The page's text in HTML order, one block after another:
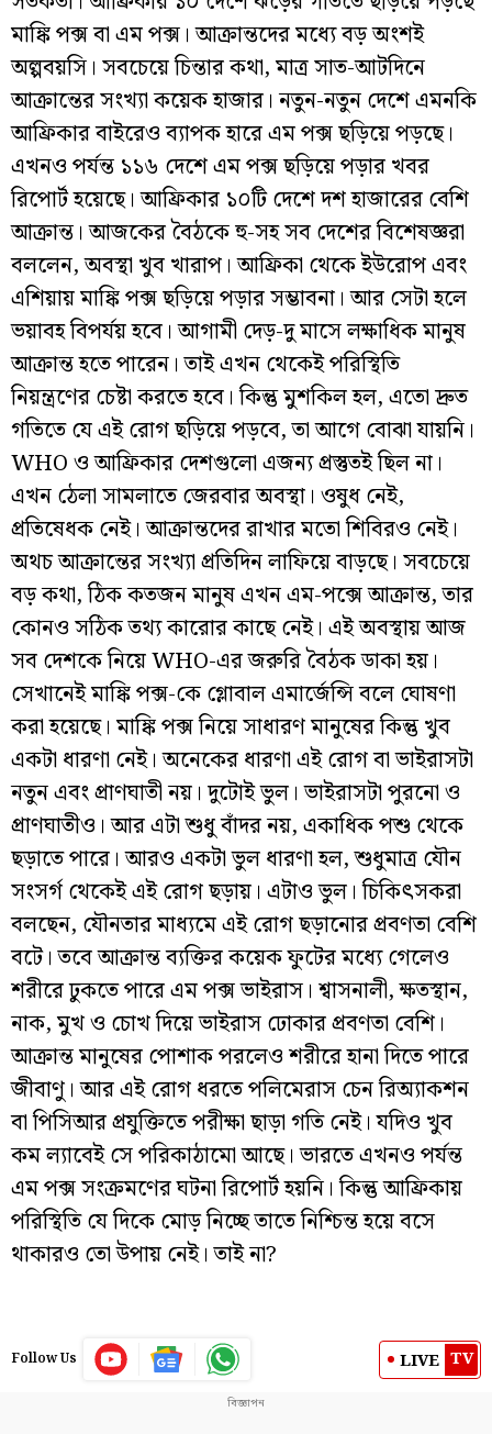
মাঙ্কি পক্স বা এম পক্স। আক্রান্তদের মধ্যে বড় অংশই
অল্পবয়সি। সবচেয়ে চিন্তার কথা, মাত্র সাত-আটদিনে
আক্রান্তের সংখ্যা কয়েক হাজার। নতুন-নতুন দেশে এমনকি
আফ্রিকার বাইরেও ব্যাপক হারে এম পক্স ছড়িয়ে পড়ছে।
এখনও পর্যন্ত ১১৬ দেশে এম পক্স ছড়িয়ে পড়ার খবর
রিপোর্ট হয়েছে। আফ্রিকার ১০টি দেশে দশ হাজারের বেশি
আক্রান্ত। আজকের বৈঠকে হু-সহ সব দেশের বিশেষজ্ঞরা
বললেন, অবস্থা খুব খারাপ। আফ্রিকা থেকে ইউরোপ এবং
এশিয়ায় মাঙ্কি পক্স ছড়িয়ে পড়ার সম্ভাবনা। আর সেটা হলে
ভয়াবহ বিপর্যয় হবে। আগামী দেড়-দু মাসে লক্ষাধিক মানুষ
আক্রান্ত হতে পারেন। তাই এখন থেকেই পরিস্থিতি
নিয়ন্ত্রণের চেষ্টা করতে হবে। কিন্তু মুশকিল হল, এতো দ্রুত
গতিতে যে এই রোগ ছড়িয়ে পড়বে, তা আগে বোঝা যায়নি।
WHO ও আফ্রিকার দেশগুলো এজন্য প্রস্তুতই ছিল না।
এখন ঠেলা সামলাতে জেরবার অবস্থা। ওষুধ নেই,
প্রতিষেধক নেই। আক্রান্তদের রাখার মতো শিবিরও নেই।
অথচ আক্রান্তের সংখ্যা প্রতিদিন লাফিয়ে বাড়ছে। সবচেয়ে
বড় কথা, ঠিক কতজন মানুষ এখন এম-পক্সে আক্রান্ত, তার
কোনও সঠিক তথ্য কারোর কাছে নেই। এই অবস্থায় আজ
সব দেশকে নিয়ে WHO-এর জরুরি বৈঠক ডাকা হয়।
সেখানেই মাঙ্কি পক্স-কে গ্লোবাল এমার্জেন্সি বলে ঘোষণা
করা হয়েছে। মাঙ্কি পক্স নিয়ে সাধারণ মানুষের কিন্তু খুব
একটা ধারণা নেই। অনেকের ধারণা এই রোগ বা ভাইরাসটা
নতুন এবং প্রাণঘাতী নয়। দুটোই ভুল। ভাইরাসটা পুরনো ও
প্রাণঘাতীও। আর এটা শুধু বাঁদর নয়, একাধিক পশু থেকে
ছড়াতে পারে। আরও একটা ভুল ধারণা হল, শুধুমাত্র যৌন
সংসর্গ থেকেই এই রোগ ছড়ায়। এটাও ভুল। চিকিত্‍সকরা
বলছেন, যৌনতার মাধ্যমে এই রোগ ছড়ানোর প্রবণতা বেশি
বটে। তবে আক্রান্ত ব্যক্তির কয়েক ফুটের মধ্যে গেলেও
শরীরে ঢুকতে পারে এম পক্স ভাইরাস। শ্বাসনালী, ক্ষতস্থান,
নাক, মুখ ও চোখ দিয়ে ভাইরাস ঢোকার প্রবণতা বেশি।
আক্রান্ত মানুষের পোশাক পরলেও শরীরে হানা দিতে পারে
জীবাণু। আর এই রোগ ধরতে পলিমেরাস চেন রিঅ্যাকশন
বা পিসিআর প্রযুক্তিতে পরীক্ষা ছাড়া গতি নেই। যদিও খুব
কম ল্যাবেই সে পরিকাঠামো আছে। ভারতে এখনও পর্যন্ত
এম পক্স সংক্রমণের ঘটনা রিপোর্ট হয়নি। কিন্তু আফ্রিকায়
পরিস্থিতি যে দিকে মোড় নিচ্ছে তাতে নিশ্চিন্ত হয়ে বসে
থাকারও তো উপায় নেই। তাই না?
Follow Us LIVE TV